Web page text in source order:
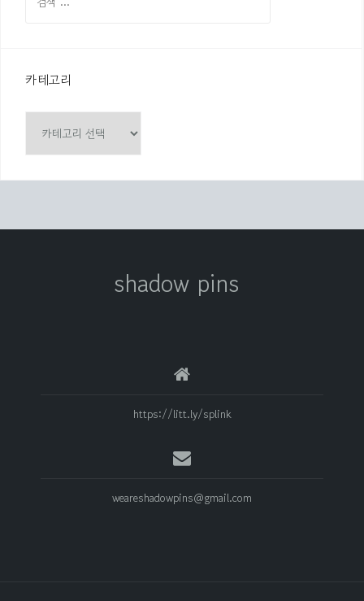
카테고리
리
shadow pins
https://litt.ly/splink
weareshadowpins@gmail.com